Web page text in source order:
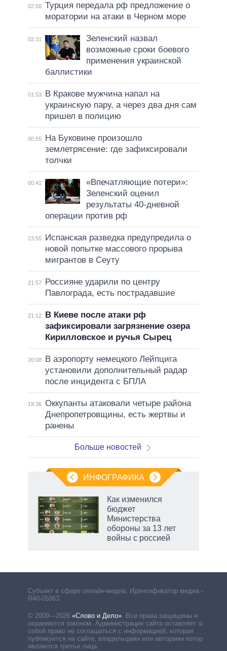
02:58 Турция передала рф предложение о
моратории на атаки в Черном море
02:31
Зеленский назвал
возможные сроки боевого
применения украинской
баллистики
01:53
В Кракове мужчина напал на
украинскую пару, а через два дня сам
пришел в полицию
00:55
На Буковине произошло
землетрясение: где зафиксировали
толчки
00:41
«Впечатляющие потери»:
Зеленский оценил
результаты 40-дневной
операции против рф
23:55
Испанская разведка предупредила о
новой попытке массового прорыва
мигрантов в Сеуту
21:57
Россияне ударили по центру
Павлограда, есть пострадавшие
21:12
В Киеве после атаки рф
зафиксировали загрязнение озера
Кирилловское и ручья Сырец
20:08
В аэропорту немецкого Лейпцига
установили дополнительный радар
после инцидента с БПЛА
19:36 Оккупанты атаковали четыре района
Днепропетровщины, есть жертвы и
ранены
Больше новостей
ИНФОГРАФИКА
Как изменился
бюджет
Министерства
обороны за 13 лет
войны с россией
Субъект в сфере онлайн-медиа. Идентификатор медиа –
R40-05063
© 2009—2026 «Слово и Дело». Все права защищены и
охраняются законом. Администрация сайта оставляет за
собой право не соглашаться с информацией, которая
публикуется на сайте, владельцами или авторами которой
являются третьи лица.